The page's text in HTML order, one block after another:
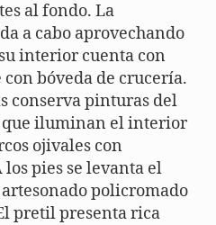
al fondo. La
a cabo aprovechando
interior cuenta con
bóveda de crucería.
conserva pinturas del
que iluminan el interior
ojivales con
pies se levanta el
policromado
pretil presenta rica